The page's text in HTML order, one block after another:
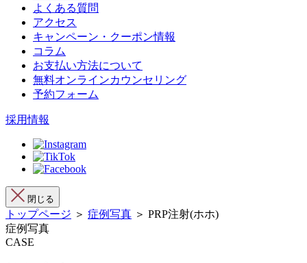
よくある質問
アクセス
キャンペーン・クーポン情報
コラム
お支払い方法について
無料オンラインカウンセリング
予約フォーム
採用情報
閉じる
トップページ ＞ 症例写真 ＞ PRP注射(ホホ)
症例写真
CASE